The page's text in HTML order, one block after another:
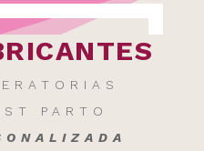
PARTO